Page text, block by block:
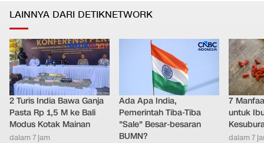
LAINNYA DARI DETIKNETWORK
2 Turis India Bawa Ganja
Pasta Rp 1,5 M ke Bali
Modus Kotak Mainan
dalam 7 jam
Ada Apa India,
Pemerintah Tiba-Tiba
"Sale" Besar-besaran
BUMN?
7
untuk
dalam 7